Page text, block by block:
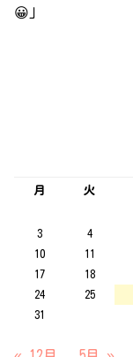
😀」
月 火
3
4
10
11
17
18
24
25
31